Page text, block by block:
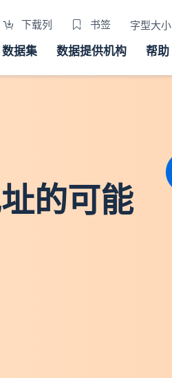
下载列 书签 字型大小
数据集 数据提供机构 帮助
的可能